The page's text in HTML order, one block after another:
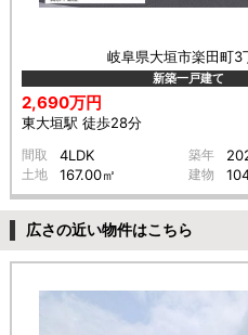
岐阜県大垣市楽田町3
新築一戸建て
2,690万円
東大垣駅 徒歩28分
間取 4LDK 築年
土地 167.00㎡ 建物
広さの近い物件はこちら